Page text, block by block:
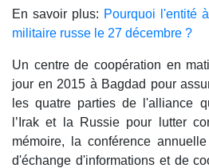
En savoir plus: Pourquoi l'entité
militaire russe le 27 décembre ?
Un centre de coopération en
jour en 2015 à Bagdad pour
les quatre parties de l'alliance
l’Irak et la Russie pour lutter
mémoire, la conférence
d'échange d'informations et de